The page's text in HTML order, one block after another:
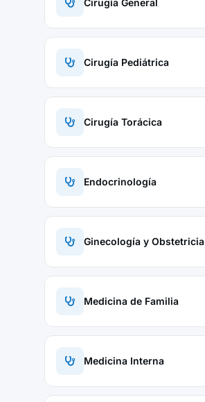
Cirugía General
Cirugía Pediátrica
Cirugía Torácica
Endocrinología
Ginecología y Obstetricia
Medicina de Familia
Medicina Interna